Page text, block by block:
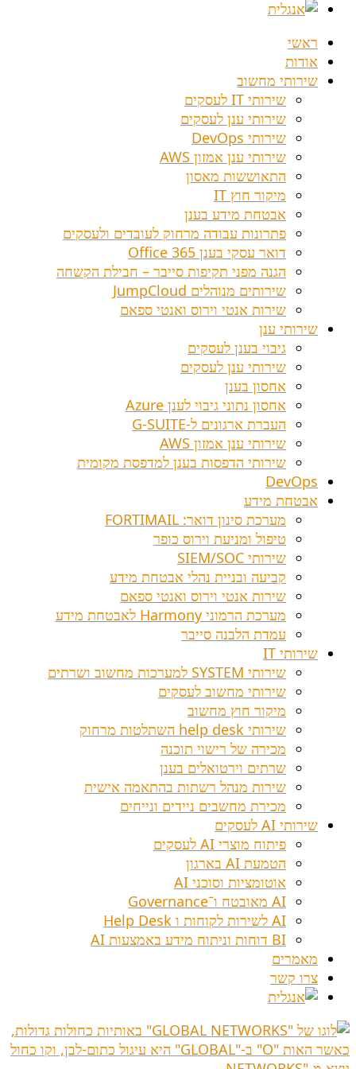
ראשי
אודות
שירותי מחשוב
שירותי IT לעסקים
שירותי ענן לעסקים
שירותי DevOps
שירותי ענן אמזון AWS
התאוששות מאסון
מיקור חוץ IT
אבטחת מידע בענן
פתרונות עבודה מרחוק לעובדים ולעסקים
דואר עסקי בענן Office 365
הגנה מפני תקיפות סייבר – חבילת הקשחה
שירותים מנוהלים JumpCloud
שירות אנטי וירוס ואנטי ספאם
שירותי ענן
גיבוי בענן לעסקים
שירותי ענן לעסקים
אחסון בענן
אחסון נתוני גיבוי לענן Azure
העברת ארגונים ל-G-SUITE
שירותי ענן אמזון AWS
שירותי הדפסות בענן למדפסת מקומית
DevOps
אבטחת מידע
מערכת סינון דואר: FORTIMAIL
טיפול ומניעת וירוס כופר
שירותי SIEM/SOC
קביעה ובניית נהלי אבטחת מידע
שירות אנטי וירוס ואנטי ספאם
מערכת הרמוני Harmony לאבטחת מידע
עמדת הלבנה סייבר
שירותי IT
שירותי SYSTEM למערכות מחשוב ושרתים
שירותי מחשוב לעסקים
מיקור חוץ מחשוב
שירותי help desk השתלטות מרחוק
מכירה של רישוי תוכנה
שרתים וירטואלים בענן
שירות מנהל רשתות בהתאמה אישית
מכירת מחשבים ניידים ונייחים
שירותי AI לעסקים
פיתוח מוצרי AI לעסקים
הטמעת AI בארגון
אוטומציות וסוכני AI
AI מאובטח ו־Governance
AI לשירות לקוחות ו Help Desk
BI דוחות וניתוח מידע באמצעות AI
מאמרים
צרו קשר